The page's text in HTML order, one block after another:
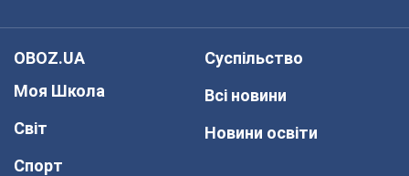
OBOZ.UA
Моя Школа
Світ
Спорт
Суспільство
Всі новини
Новини освіти